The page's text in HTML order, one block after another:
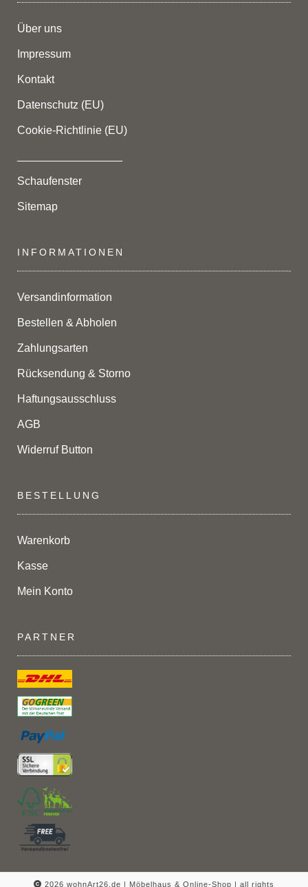
Über uns
Impressum
Kontakt
Datenschutz (EU)
Cookie-Richtlinie (EU)
Schaufenster
Sitemap
INFORMATIONEN
Versandinformation
Bestellen & Abholen
Zahlungsarten
Rücksendung & Storno
Haftungsausschluss
AGB
Widerruf Button
BESTELLUNG
Warenkorb
Kasse
Mein Konto
PARTNER
2026 wohnArt26.de | Möbelhaus & Online-Shop | all rights